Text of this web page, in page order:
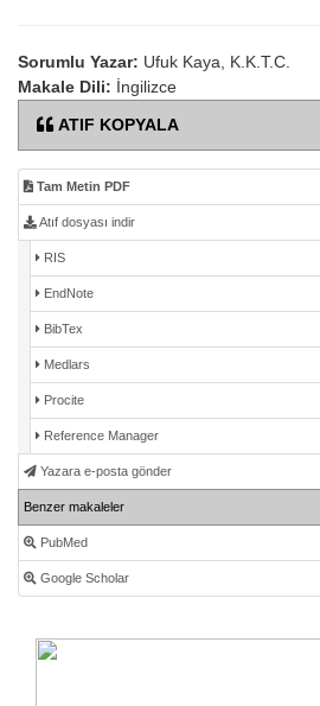
Sorumlu Yazar: Ufuk Kaya, K.K.T.C.
Makale Dili: İngilizce
ATIF KOPYALA
Tam Metin PDF
Atıf dosyası indir
RIS
EndNote
BibTex
Medlars
Procite
Reference Manager
Yazara e-posta gönder
Benzer makaleler
PubMed
Google Scholar